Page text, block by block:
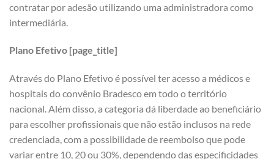
contratar por adesão utilizando uma administradora como
intermediária.
Plano Efetivo [page_title]
Através do Plano Efetivo é possível ter acesso a médicos e
hospitais do convênio Bradesco em todo o território
nacional. Além disso, a categoria dá liberdade ao beneficiário
para escolher profissionais que não estão inclusos na rede
credenciada, com a possibilidade de reembolso que pode
variar entre 10, 20 ou 30%, dependendo das especificidades